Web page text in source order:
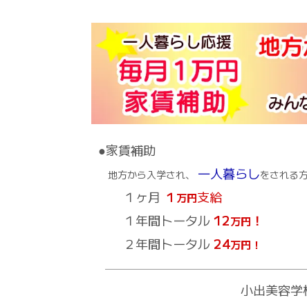
●家賃補助
地方から入学され、 一人暮らしをされる方
１ヶ月 １ 万円支給
１年間トータル 12万円 ！
２年間トータル 24万円！
小出美容